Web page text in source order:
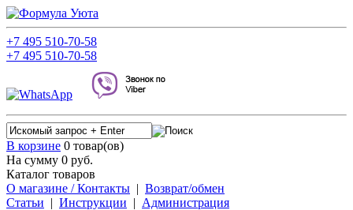
+7 495 510-70-58
+7 495 510-70-58
В корзине 0 товар(ов)
На сумму 0 руб.
Каталог товаров
О магазине / Контакты | Возврат/обмен
Статьи | Инструкции | Администрация